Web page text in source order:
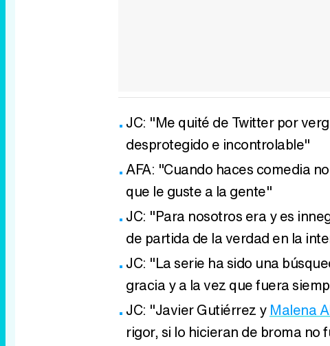
JC: "Me quité de Twitter por
desprotegido e incontrolable"
AFA: "Cuando haces comedia
que le guste a la gente"
JC: "Para nosotros era y es
de partida de la verdad en la
JC: "La serie ha sido una
gracia y a la vez que fuera
JC: "Javier Gutiérrez y Malena
rigor, si lo hicieran de broma no